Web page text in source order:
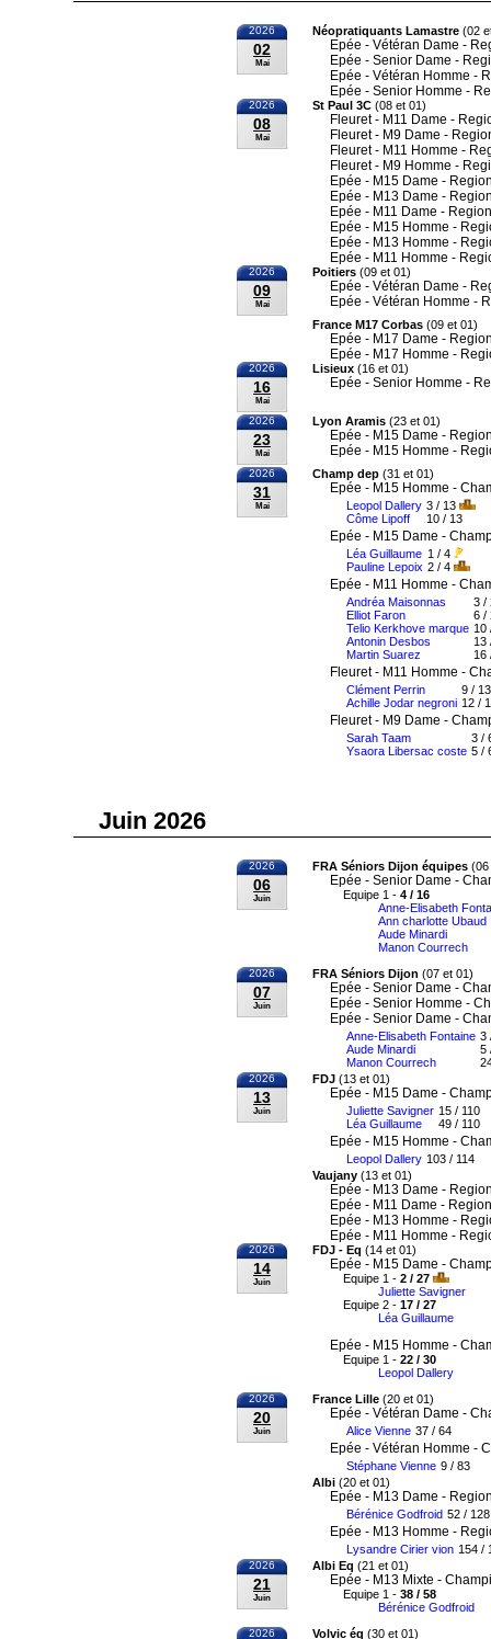
2026
02
Mai
Néopratiquants Lamastre (02
Epée - Vétéran Dame -
Epée - Senior Dame -
Epée - Vétéran Homme -
Epée - Senior Homme -
2026
08
Mai
St Paul 3C (08 et 01)
Fleuret - M11 Dame -
Fleuret - M9 Dame -
Fleuret - M11 Homme -
Fleuret - M9 Homme -
Epée - M15 Dame -
Epée - M13 Dame -
Epée - M11 Dame -
Epée - M15 Homme -
Epée - M13 Homme -
Epée - M11 Homme -
2026
09
Mai
Poitiers (09 et 01)
Epée - Vétéran Dame -
Epée - Vétéran Homme -
France M17 Corbas (09 et 01)
Epée - M17 Dame -
Epée - M17 Homme -
2026
16
Mai
Lisieux (16 et 01)
Epée - Senior Homme -
2026
23
Mai
Lyon Aramis (23 et 01)
Epée - M15 Dame -
Epée - M15 Homme -
2026
31
Mai
Champ dep (31 et 01)
Epée - M15 Homme -
Leopol Dallery
Côme Lipoff
3 / 13
10 / 13
Epée - M15 Dame -
Léa Guillaume
Pauline Lepoix
1 / 4
2 / 4
Epée - M11 Homme -
Andréa Maisonnas
Elliot Faron
Telio Kerkhove marque
Antonin Desbos
Martin Suarez
3 /
6 /
10
13
16
Fleuret - M11 Homme -
Clément Perrin
Achille Jodar negroni
9 / 13
12 /
Fleuret - M9 Dame -
Sarah Taam
Ysaora Libersac coste
3 /
5 /
Juin 2026
2026
06
Juin
FRA Séniors Dijon équipes (06
Epée - Senior Dame -
Equipe 1 - 4 / 16
Anne-Elisabeth
Ann charlotte Ubaud
Aude Minardi
Manon Courrech
2026
07
Juin
FRA Séniors Dijon (07 et 01)
Epée - Senior Dame -
Epée - Senior Homme -
Epée - Senior Dame -
Anne-Elisabeth Fontaine
Aude Minardi
Manon Courrech
3
5
2026
13
Juin
FDJ (13 et 01)
Epée - M15 Dame -
Juliette Savigner
Léa Guillaume
15 / 110
49 / 110
Epée - M15 Homme -
Leopol Dallery 103 / 114
Vaujany (13 et 01)
Epée - M13 Dame -
Epée - M11 Dame -
Epée - M13 Homme -
Epée - M11 Homme -
2026
14
Juin
FDJ - Eq (14 et 01)
Epée - M15 Dame -
Equipe 1 - 2 / 27
Juliette Savigner
Equipe 2 - 17 / 27
Léa Guillaume
Epée - M15 Homme -
Equipe 1 - 22 / 30
Leopol Dallery
2026
20
Juin
France Lille (20 et 01)
Epée - Vétéran Dame -
Alice Vienne 37 / 64
Epée - Vétéran Homme -
Stéphane Vienne 9 / 83
Albi (20 et 01)
Epée - M13 Dame -
Bérénice Godfroid 52 / 128
Epée - M13 Homme -
Lysandre Cirier vion 154 /
2026
21
Juin
Albi Eq (21 et 01)
Epée - M13 Mixte -
Equipe 1 - 38 / 58
Bérénice Godfroid
2026 Volvic éq (30 et 01)